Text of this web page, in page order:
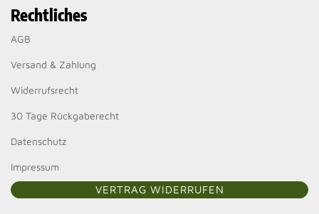
Rechtliches
AGB
Versand & Zahlung
Widerrufsrecht
30 Tage Rückgaberecht
Datenschutz
Impressum
VERTRAG WIDERRUFEN